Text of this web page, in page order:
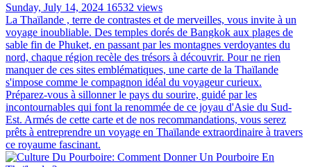
Sunday, July 14, 2024 16532 views
La Thaïlande , terre de contrastes et de merveilles, vous invite à un
voyage inoubliable. Des temples dorés de Bangkok aux plages de
sable fin de Phuket, en passant par les montagnes verdoyantes du
nord, chaque région recèle des trésors à découvrir. Pour ne rien
manquer de ces sites emblématiques, une carte de la Thaïlande
s'impose comme le compagnon idéal du voyageur curieux.
Préparez-vous à sillonner le pays du sourire, guidé par les
incontournables qui font la renommée de ce joyau d'Asie du Sud-
Est. Armés de cette carte et de nos recommandations, vous serez
prêts à entreprendre un voyage en Thaïlande extraordinaire à travers
ce royaume fascinant.